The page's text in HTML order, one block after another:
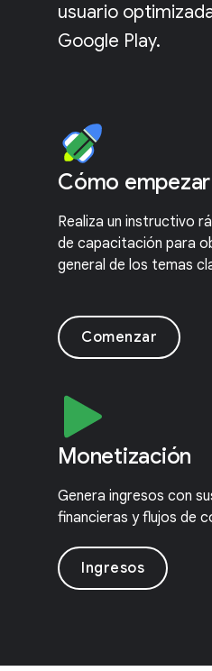
usuario
Google Play.
Cómo empezar
Realiza un instructivo
de capacitación para
general de los temas
Comenzar
Monetización
Genera ingresos con
financieras y flujos de
Ingresos